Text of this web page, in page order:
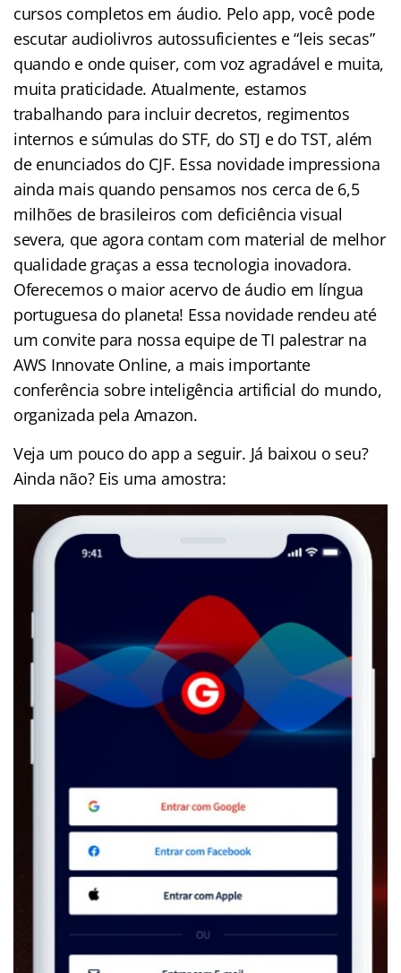
cursos completos em áudio. Pelo app, você pode
escutar audiolivros autossuficientes e “leis secas”
quando e onde quiser, com voz agradável e muita,
muita praticidade. Atualmente, estamos
trabalhando para incluir decretos, regimentos
internos e súmulas do STF, do STJ e do TST, além
de enunciados do CJF. Essa novidade impressiona
ainda mais quando pensamos nos cerca de 6,5
milhões de brasileiros com deficiência visual
severa, que agora contam com material de melhor
qualidade graças a essa tecnologia inovadora.
Oferecemos o maior acervo de áudio em língua
portuguesa do planeta! Essa novidade rendeu até
um convite para nossa equipe de TI palestrar na
AWS Innovate Online, a mais importante
conferência sobre inteligência artificial do mundo,
organizada pela Amazon.
Veja um pouco do app a seguir. Já baixou o seu?
Ainda não? Eis uma amostra: